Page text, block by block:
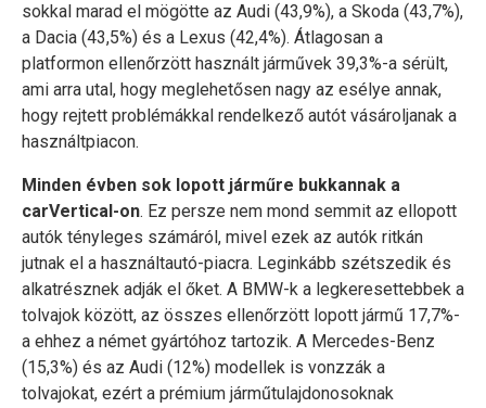
sokkal marad el mögötte az Audi (43,9%), a Skoda (43,7%),
a Dacia (43,5%) és a Lexus (42,4%). Átlagosan a
platformon ellenőrzött használt járművek 39,3%-a sérült,
ami arra utal, hogy meglehetősen nagy az esélye annak,
hogy rejtett problémákkal rendelkező autót vásároljanak a
használtpiacon.
Minden évben sok lopott járműre bukkannak a
carVertical-on. Ez persze nem mond semmit az ellopott
autók tényleges számáról, mivel ezek az autók ritkán
jutnak el a használtautó-piacra. Leginkább szétszedik és
alkatrésznek adják el őket. A BMW-k a legkeresettebbek a
tolvajok között, az összes ellenőrzött lopott jármű 17,7%-
a ehhez a német gyártóhoz tartozik. A Mercedes-Benz
(15,3%) és az Audi (12%) modellek is vonzzák a
tolvajokat, ezért a prémium járműtulajdonosoknak